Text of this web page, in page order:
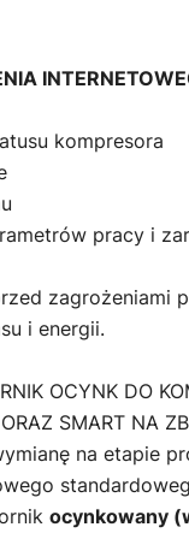
kompresora
pracy i
zagrożeniami
i energii.
OCYNK DO
SMART NA
na etapie
ocynkowany